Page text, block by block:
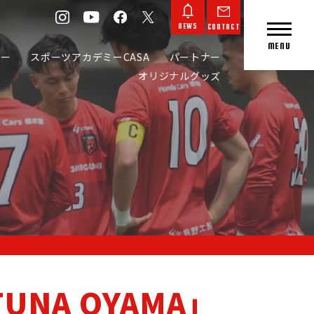
NEWS CONTACT
スポーツアカデミーCASA
パートナー
オリジナルグッズ
GOODS
NEWS CONTACT
MENU
OYAMA」